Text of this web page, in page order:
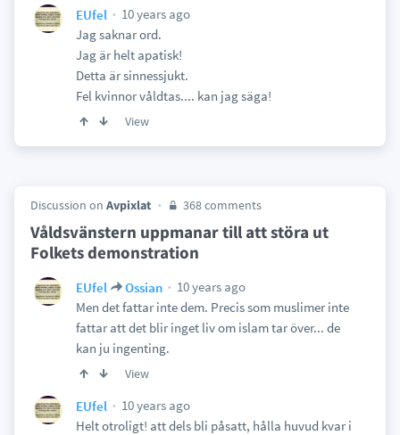
EUfel
10 years ago
Jag saknar ord.
Jag är helt apatisk!
Detta är sinnessjukt.
Fel kvinnor våldtas.... kan jag säga!
View
Discussion on Avpixlat 368 comments
Våldsvänstern uppmanar till att störa ut
Folkets demonstration
EUfel Ossian
10 years ago
Men det fattar inte dem. Precis som muslimer inte
fattar att det blir inget liv om islam tar över... de
kan ju ingenting.
View
EUfel
10 years ago
Helt otroligt! att dels bli påsatt, hålla huvud kvar i